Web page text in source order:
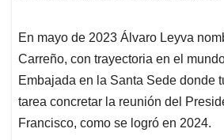
En mayo de 2023 Álvaro Leyva
Carreño, con trayectoria en el
Embajada en la Santa Sede donde
tarea concretar la reunión del
Francisco, como se logró en 2024.